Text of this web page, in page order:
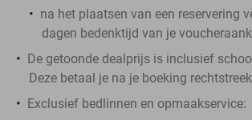
na het plaatsen van een reservering
dagen bedenktijd van je
De getoonde dealprijs is inclusief
Deze betaal je na je boeking
Exclusief bedlinnen en opmaakservice: